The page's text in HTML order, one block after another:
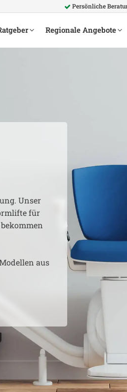
Persönliche
Regionale Angebote
Unser
für
aus